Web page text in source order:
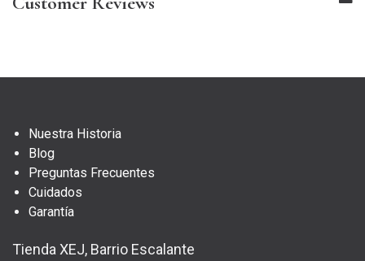
Nuestra Historia
Blog
Preguntas Frecuentes
Cuidados
Garantía
Tienda XEJ, Barrio Escalante